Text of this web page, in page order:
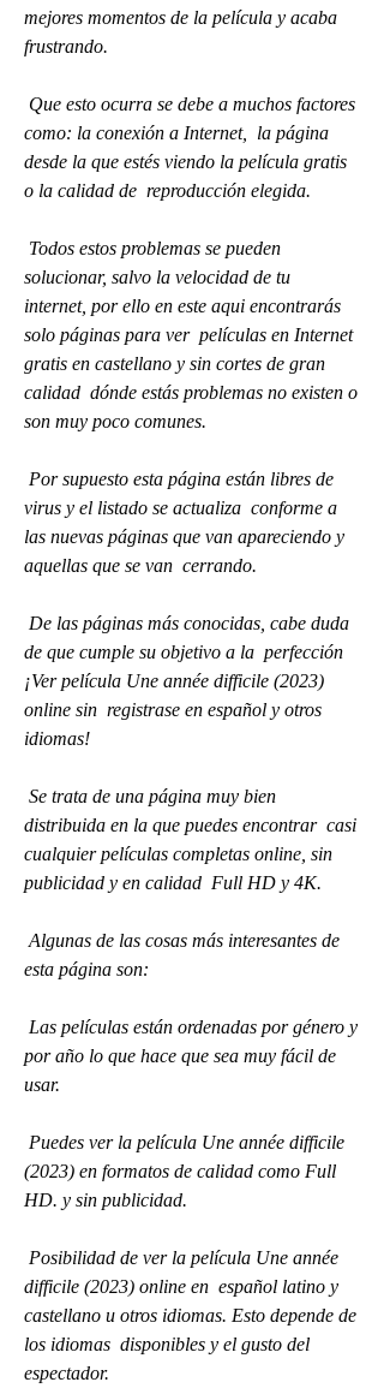
mejores momentos de la película y acaba
frustrando.
como: la conexión a Internet,  la página
desde la que estés viendo la película gratis
o la calidad de  reproducción elegida.
solucionar, salvo la velocidad de tu
internet, por ello en este aqui encontrarás
solo páginas para ver  películas en Internet
gratis en castellano y sin cortes de gran
calidad  dónde estás problemas no existen o
son muy poco comunes.
virus y el listado se actualiza  conforme a
las nuevas páginas que van apareciendo y
aquellas que se van  cerrando.
de que cumple su objetivo a la  perfección
¡Ver película Une année difficile (2023)
online sin  registrase en español y otros
idiomas!
distribuida en la que puedes encontrar  casi
cualquier películas completas online, sin
publicidad y en calidad  Full HD y 4K.
esta página son:
por año lo que hace que sea muy fácil de
usar.
(2023) en formatos de calidad como Full
HD. y sin publicidad.
difficile (2023) online en  español latino y
castellano u otros idiomas. Esto depende de
los idiomas  disponibles y el gusto del
espectador.